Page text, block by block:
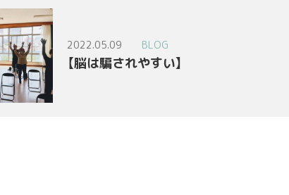
2022.05.09 BLOG
【脳は騙されやすい】